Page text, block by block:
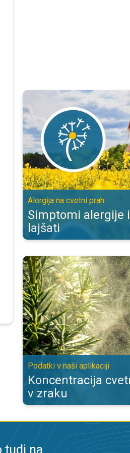
Simptomi alergije in kako jih
Alergija na cvetni prah
Simptomi alergije
lajšati
Koncentracija cvetnega prahu
Podatki v naši aplikaciji
Koncentracija
v zraku
tudi na